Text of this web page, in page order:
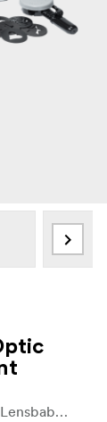
Uwolnij swoją kreatywność dzięki Ultimate Lensbaby Collection - Twist 60 i Double Glass II Optic Swap Kit.